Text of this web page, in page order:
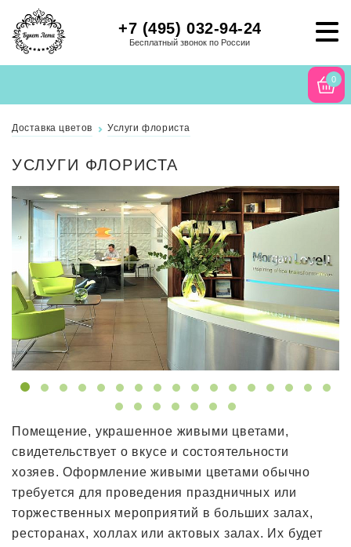
+7 (495) 032-94-24
Бесплатный звонок по России
0
Доставка цветов Услуги флориста
УСЛУГИ ФЛОРИСТА
Помещение, украшенное живыми цветами,
свидетельствует о вкусе и состоятельности
хозяев. Оформление живыми цветами обычно
требуется для проведения праздничных или
торжественных мероприятий в больших залах,
ресторанах, холлах или актовых залах. Их будет